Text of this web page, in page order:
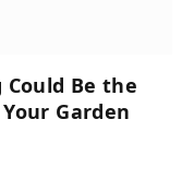
Could Be the
Garden